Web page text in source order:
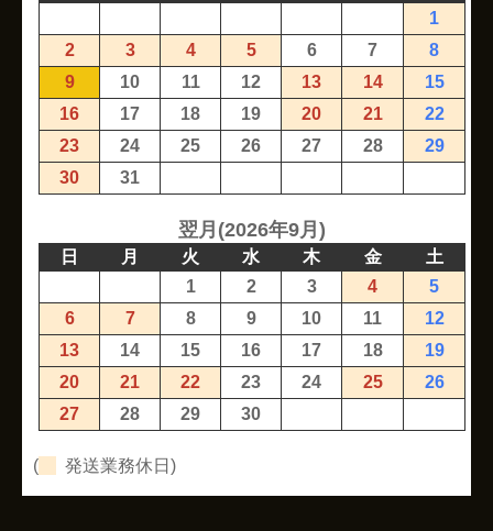
1
2
3 4 5 6 7
8
9
10 11 12 13 14
15
16
17 18 19 20 21
22
23
24 25 26 27 28
29
30
31
翌月(2026年9月)
日 月 火 水 木 金
土
1
2 3 4
5
6
7 8 9 10 11
12
13
14 15 16 17 18
19
20
21 22 23 24 25
26
27
28 29 30
( 発送業務休日)